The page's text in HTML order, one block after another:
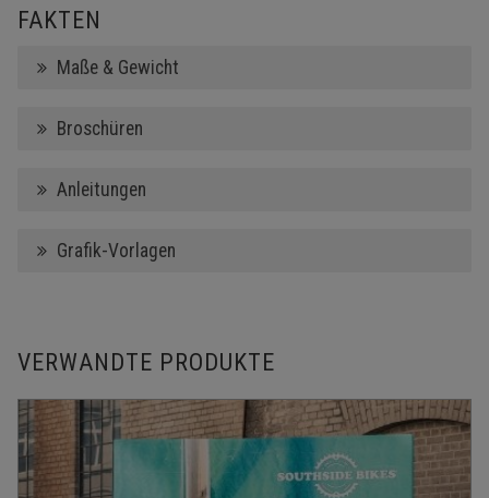
FAKTEN
Maße & Gewicht
Broschüren
Anleitungen
Grafik-Vorlagen
VERWANDTE PRODUKTE